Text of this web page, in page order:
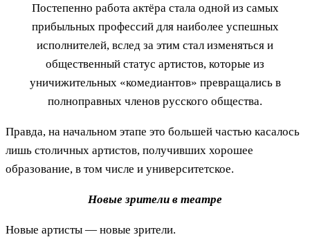
Постепенно работа актёра стала одной из самых
прибыльных профессий для наиболее успешных
исполнителей, вслед за этим стал изменяться и
общественный статус артистов, которые из
уничижительных «комедиантов» превращались в
полноправных членов русского общества.
Правда, на начальном этапе это большей частью касалось
лишь столичных артистов, получивших хорошее
образование, в том числе и университетское.
Новые зрители в театре
Новые артисты — новые зрители.